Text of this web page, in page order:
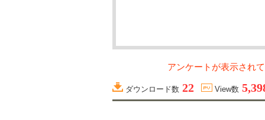
アンケートが表示され
ダウンロード数 22 View数